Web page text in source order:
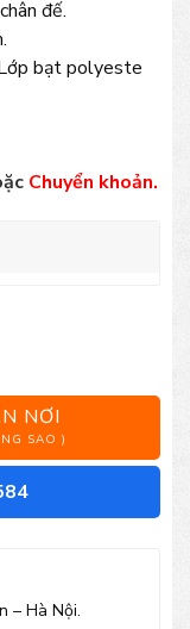
đế.
bạt polyeste
Chuyển khoản.
NƠI
SAO )
– Hà Nội.